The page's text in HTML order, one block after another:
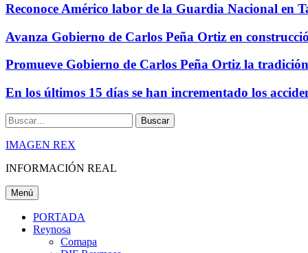
Reconoce Américo labor de la Guardia Nacional en
Avanza Gobierno de Carlos Peña Ortiz en
Promueve Gobierno de Carlos Peña Ortiz la
En los últimos 15 días se han incrementado los
Buscar
IMAGEN REX
INFORMACIÓN REAL
Menú
PORTADA
Reynosa
Comapa